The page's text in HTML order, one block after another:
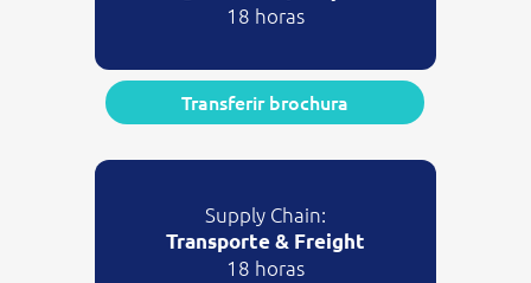
18 horas
Transferir brochura
Supply Chain:
Transporte & Freight
18 horas